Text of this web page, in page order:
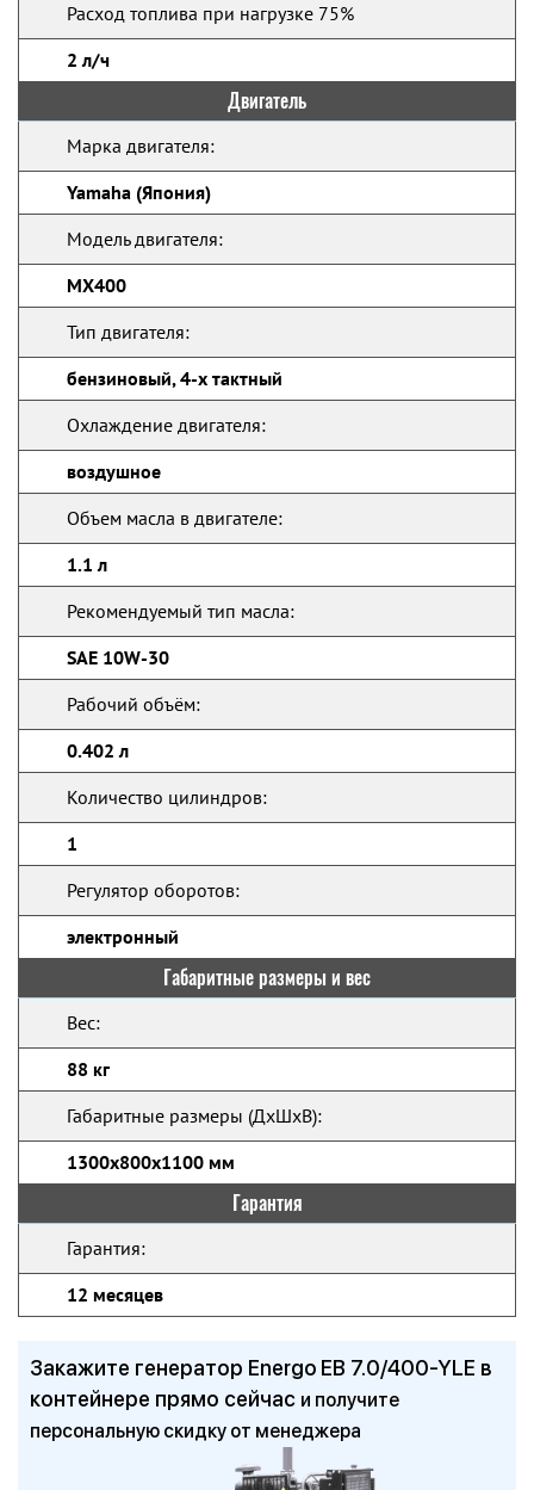
Расход топлива при нагрузке 75%
2 л/ч
Двигатель
Марка двигателя:
Yamaha (Япония)
Модель двигателя:
MX400
Тип двигателя:
бензиновый, 4-х тактный
Охлаждение двигателя:
воздушное
Объем масла в двигателе:
1.1 л
Рекомендуемый тип масла:
SAE 10W-30
Рабочий объём:
0.402 л
Количество цилиндров:
1
Регулятор оборотов:
электронный
Габаритные размеры и вес
Вес:
88 кг
Габаритные размеры (ДхШхВ):
1300x800x1100 мм
Гарантия
Гарантия:
12 месяцев
Закажите генератор Energo EB 7.0/400-YLE в
контейнере прямо сейчас и получите
персональную скидку от менеджера